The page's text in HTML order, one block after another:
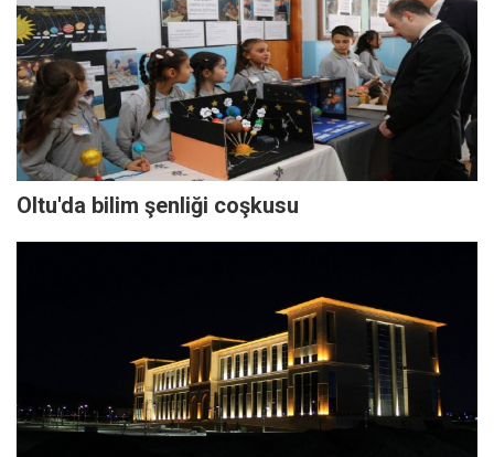
Oltu'da bilim şenliği coşkusu